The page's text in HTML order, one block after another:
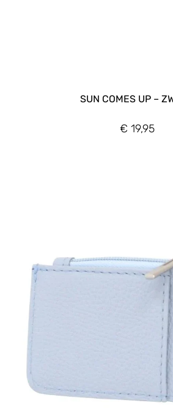
SUN COMES UP –
€ 19,95